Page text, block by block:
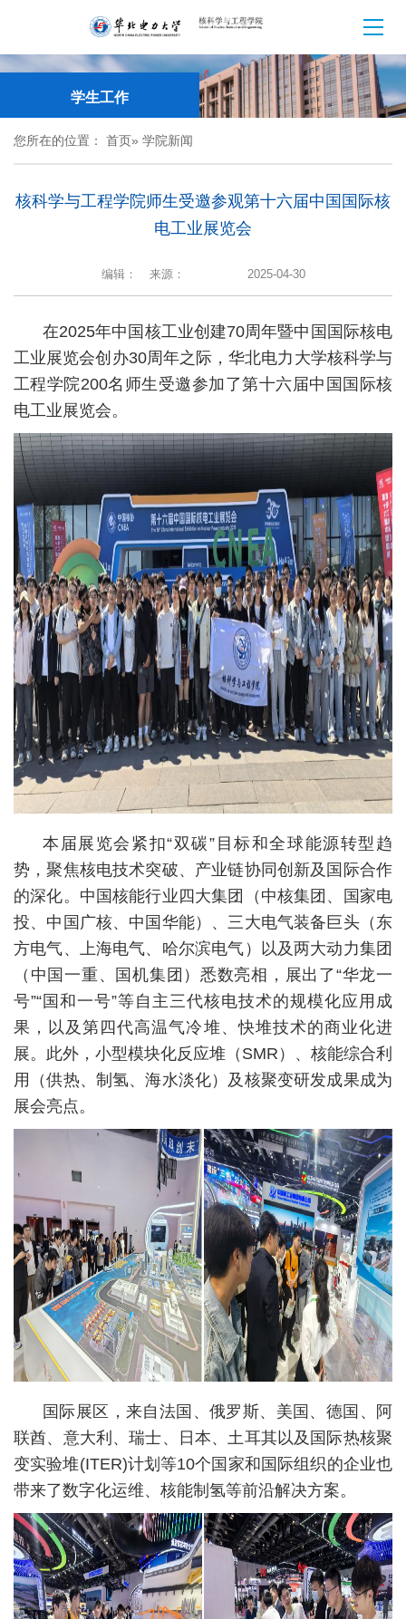
学生工作
您所在的位置： 首页» 学院新闻
核科学与工程学院师生受邀参观第十六届中国国际核
电工业展览会‌
编辑： 来源： 2025-04-30
在2025年中国核工业创建70周年暨中国国际核电
工业展览会创办30周年之际，华北电力大学核科学与
工程学院200名师生受邀参加了第十六届中国国际核
电工业展览会。
本届展览会紧扣“双碳”目标和全球能源转型趋
势，聚焦核电技术突破、产业链协同创新及国际合作
的深化。中国核能行业四大集团（中核集团、国家电
投、中国广核、中国华能）、三大电气装备巨头（东
方电气、上海电气、哈尔滨电气）以及两大动力集团
（中国一重、国机集团）悉数亮相，展出了“华龙一
号”“国和一号”等自主三代核电技术的规模化应用成
果，以及第四代高温气冷堆、快堆技术的商业化进
展。此外，小型模块化反应堆（SMR）、核能综合利
用（供热、制氢、海水淡化）及核聚变研发成果成为
展会亮点。
国际展区，来自法国、俄罗斯、美国、德国、阿
联酋、意大利、瑞士、日本、土耳其以及国际热核聚
变实验堆(ITER)计划等10个国家和国际组织的企业也
带来了数字化运维、核能制氢等前沿解决方案。